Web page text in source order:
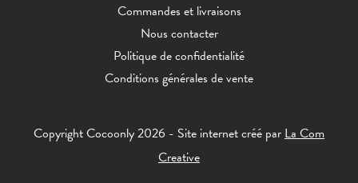
Commandes et livraisons
Nous contacter
Politique de confidentialité
Conditions générales de vente
Copyright Cocoonly 2026 - Site internet créé parLa Com
Creative